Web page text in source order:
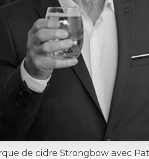
de cidre Strongbow avec